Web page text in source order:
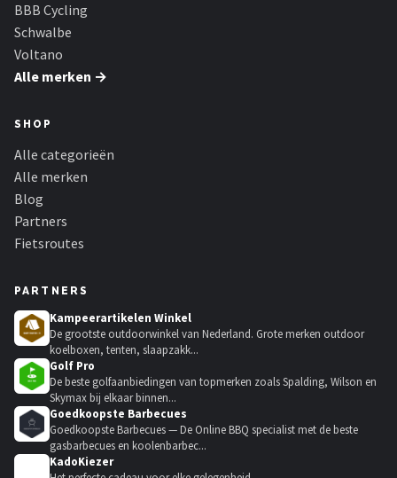
BBB Cycling
Schwalbe
Voltano
Alle merken →
SHOP
Alle categorieën
Alle merken
Blog
Partners
Fietsroutes
PARTNERS
Kampeerartikelen Winkel
De grootste outdoorwinkel van Nederland. Grote merken outdoor
koelboxen, tenten, slaapzakk...
Golf Pro
De beste golfaanbiedingen van topmerken zoals Spalding, Wilson en
Skymax bij elkaar binnen...
Goedkoopste Barbecues
Goedkoopste Barbecues — De Online BBQ specialist met de beste
gasbarbecues en koolenbarbec...
KadoKiezer